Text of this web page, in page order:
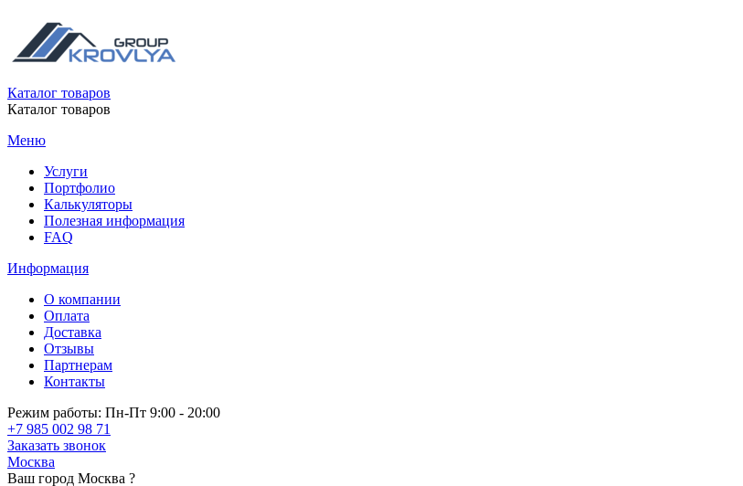
Каталог товаров
Каталог товаров
Меню
Услуги
Портфолио
Калькуляторы
Полезная информация
FAQ
Информация
О компании
Оплата
Доставка
Отзывы
Партнерам
Контакты
Режим работы: Пн-Пт 9:00 - 20:00
+7 985 002 98 71
Заказать звонок
Москва
Ваш город Москва ?